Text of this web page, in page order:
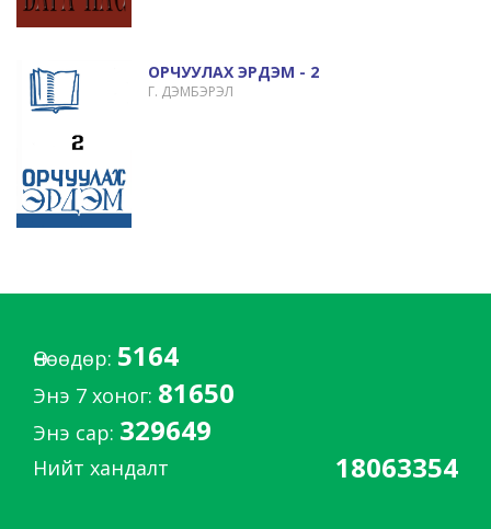
ОРЧУУЛАХ ЭРДЭМ - 2
Г. ДЭМБЭРЭЛ
Өнөөдөр: 5164
Энэ 7 хоног: 81650
Энэ сар: 329649
Нийт хандалт 18063354